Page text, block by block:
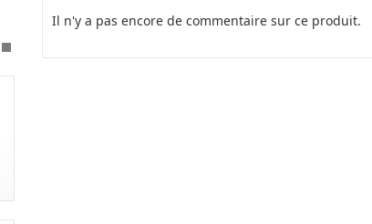
Il n'y a pas encore de commentaire sur ce produit.